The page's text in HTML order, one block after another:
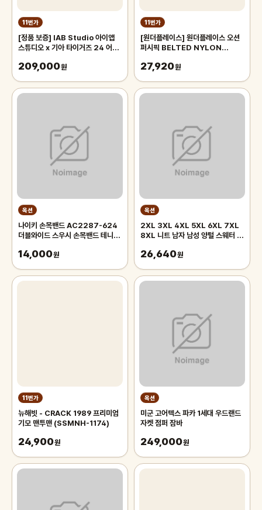
11번가
[정품 보증] IAB Studio 아이앱
스튜디오 x 기아 타이거즈 24 어센
209,000원
11번가
[원더플레이스] 원더플레이스 오션
퍼시픽 BELTED NYLON
(WOPC6TDHPZ02)
27,920원
옥션
나이키 손목밴드 AC2287-624
더블와이드 스우시 손목밴드 테니스
츠밴드
14,000원
옥션
2XL 3XL 4XL 5XL 6XL 7XL
8XL 니트 남자 남성 양털 스웨터 순
이즈 4xl
26,640원
11번가
뉴해빗 - CRACK 1989 프리미엄
기모 맨투맨 (SSMNH-1174)
24,900원
옥션
미군 고어텍스 파카 1세대 우드랜드
자켓 점퍼 잠바
249,000원